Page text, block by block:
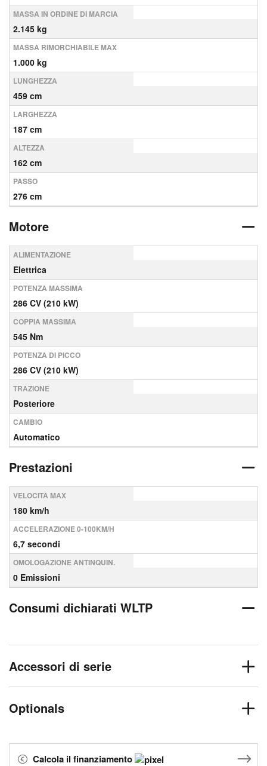
MASSA IN ORDINE DI MARCIA
2.145 kg
MASSA RIMORCHIABILE MAX
1.000 kg
LUNGHEZZA
459 cm
LARGHEZZA
187 cm
ALTEZZA
162 cm
PASSO
276 cm
Motore
ALIMENTAZIONE
Elettrica
POTENZA MASSIMA
286 CV (210 kW)
COPPIA MASSIMA
545 Nm
POTENZA DI PICCO
286 CV (210 kW)
TRAZIONE
Posteriore
CAMBIO
Automatico
Prestazioni
VELOCITÀ MAX
180 km/h
ACCELERAZIONE 0-100KM/H
6,7 secondi
OMOLOGAZIONE ANTINQUIN.
0 Emissioni
Consumi dichiarati WLTP
Accessori di serie
Optionals
Calcola il finanziamento